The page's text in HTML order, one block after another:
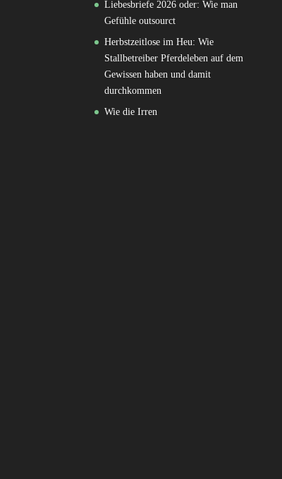
Liebesbriefe 2026 oder: Wie man
Gefühle outsourct
Herbstzeitlose im Heu: Wie
Stallbetreiber Pferdeleben auf dem
Gewissen haben und damit
durchkommen
Wie die Irren